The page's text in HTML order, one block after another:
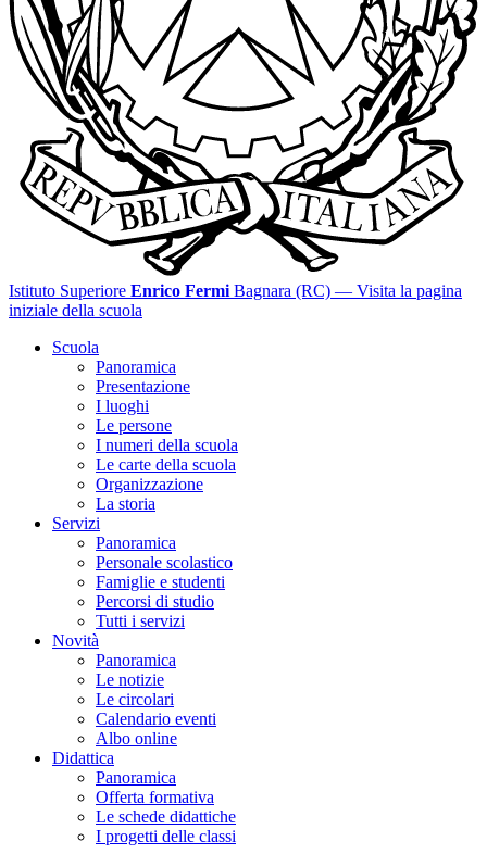
Istituto Superiore Enrico Fermi Bagnara (RC) — Visita la pagina
iniziale della scuola
Scuola
Panoramica
Presentazione
I luoghi
Le persone
I numeri della scuola
Le carte della scuola
Organizzazione
La storia
Servizi
Panoramica
Personale scolastico
Famiglie e studenti
Percorsi di studio
Tutti i servizi
Novità
Panoramica
Le notizie
Le circolari
Calendario eventi
Albo online
Didattica
Panoramica
Offerta formativa
Le schede didattiche
I progetti delle classi